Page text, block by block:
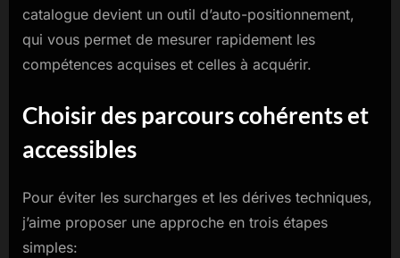
catalogue devient un outil d’auto-positionnement,
qui vous permet de mesurer rapidement les
compétences acquises et celles à acquérir.
Choisir des parcours cohérents et
accessibles
Pour éviter les surcharges et les dérives techniques,
j’aime proposer une approche en trois étapes
simples: